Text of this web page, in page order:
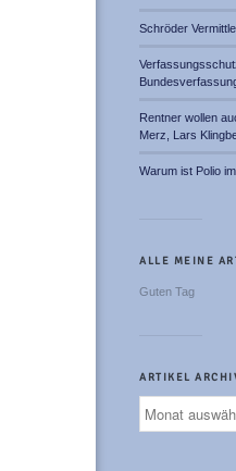
Schröder
Rentner wollen
Merz, Lars
Warum ist Polio
ALLE MEINE
Guten Tag
ARTIKEL
Artikel
Archiv